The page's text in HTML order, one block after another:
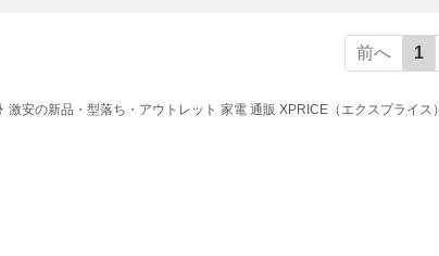
激安の新品・型落ち・アウトレット 家電 通販 XPRICE（エクスプライス）
前へ 1